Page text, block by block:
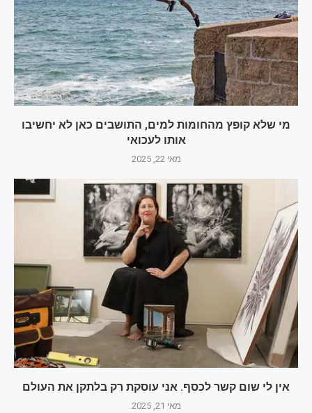
מי שלא קופץ מהחומות למים, התושבים כאן לא יחשיבו
אותו לעכואי
מאי 22, 2025
אין לי שום קשר לכסף. אני עוסקת רק בלתקן את העולם
מאי 21, 2025